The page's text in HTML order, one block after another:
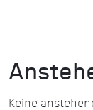
Keine